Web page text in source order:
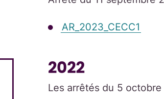
AR_2023_CECC1
2022
Les arrêtés du 5